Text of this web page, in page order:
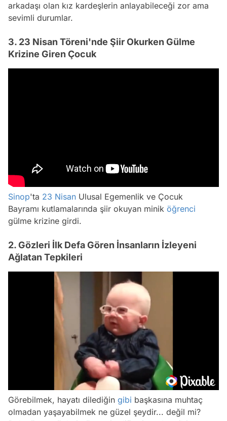
arkadaşı olan kız kardeşlerin anlayabileceği zor ama
sevimli durumlar.
3. 23 Nisan Töreni'nde Şiir Okurken Gülme
Krizine Giren Çocuk
Sinop'ta 23 Nisan Ulusal Egemenlik ve Çocuk
Bayramı kutlamalarında şiir okuyan minik öğrenci
gülme krizine girdi.
2. Gözleri İlk Defa Gören İnsanların İzleyeni
Ağlatan Tepkileri
Görebilmek, hayatı dilediğin gibi başkasına muhtaç
olmadan yaşayabilmek ne güzel şeydir... değil mi?